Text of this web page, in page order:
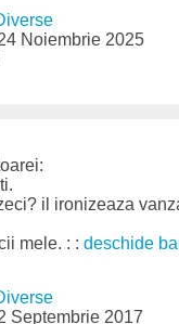
Noiembrie 2025
il ironizeaza
mele. : : deschide
Septembrie 2017